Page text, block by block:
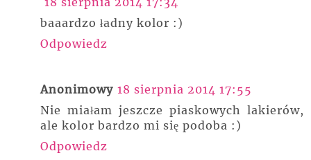
baaardzo ładny kolor :)
Odpowiedz
Anonimowy 18 sierpnia 2014 17:55
Nie miałam jeszcze piaskowych lakierów,
ale kolor bardzo mi się podoba :)
Odpowiedz